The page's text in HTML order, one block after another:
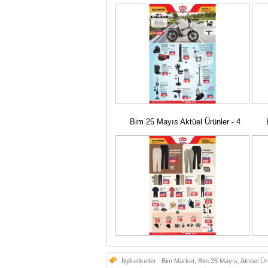
Bim 25 Mayıs Aktüel Ürünler - 4
İlgili etiketler : Bim Market, Bim 25 Mayıs, Aktüel